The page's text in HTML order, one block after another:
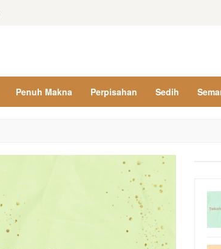
Penuh Makna Perpisahan Sedih